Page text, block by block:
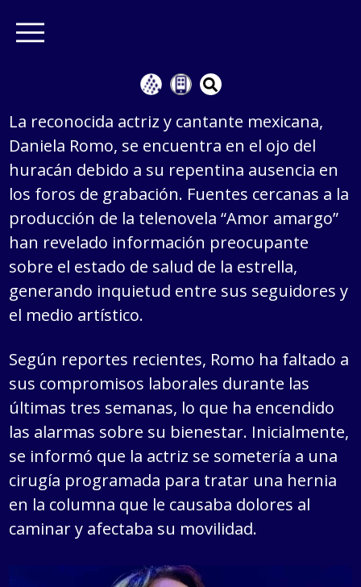
La reconocida actriz y cantante mexicana,
Daniela Romo, se encuentra en el ojo del
huracán debido a su repentina ausencia en
los foros de grabación. Fuentes cercanas a la
producción de la telenovela “Amor amargo”
han revelado información preocupante
sobre el estado de salud de la estrella,
generando inquietud entre sus seguidores y
el medio artístico.
Según reportes recientes, Romo ha faltado a
sus compromisos laborales durante las
últimas tres semanas, lo que ha encendido
las alarmas sobre su bienestar. Inicialmente,
se informó que la actriz se sometería a una
cirugía programada para tratar una hernia
en la columna que le causaba dolores al
caminar y afectaba su movilidad.